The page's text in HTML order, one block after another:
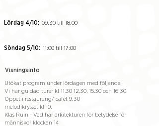
Lördag 4/10: 09:30 till 18:00
Söndag 5/10: 11:00 till 17:00
Visningsinfo
Utökat program under lördagen med följande:
Vi har guidad turer kl 11.30 12.30 , 15.30 och 16:30
Öppet i restaurang/ cafét 9:30
melodikrysset kl 10.
Klas Ruin - Vad har arkitekturen för betydelse för
människor klockan 14